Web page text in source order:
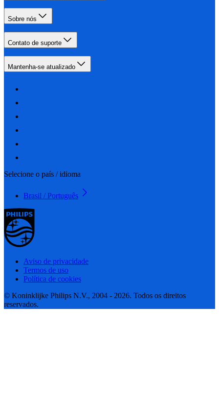
Sobre nós
Contato de suporte
Mantenha-se atualizado
Selecione o país / idioma
Brasil / Português
Aviso de privacidade
Termos de uso
Política de cookies
© Koninklijke Philips N.V., 2004 - 2026. Todos os direitos
reservados.